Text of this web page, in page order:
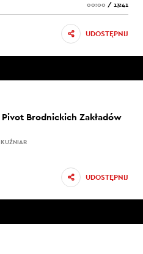
00:00 / 13:41
UDOSTĘPNIJ
Brodnickich Zakładów
UDOSTĘPNIJ